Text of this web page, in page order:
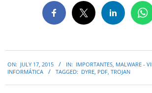
07-
ON: JULY 17, 2015 IN: IMPORTANTES MALWARE -
INFORMÁTICA
TAGGED: DYRE PDF TROJAN